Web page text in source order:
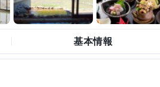
基本情報